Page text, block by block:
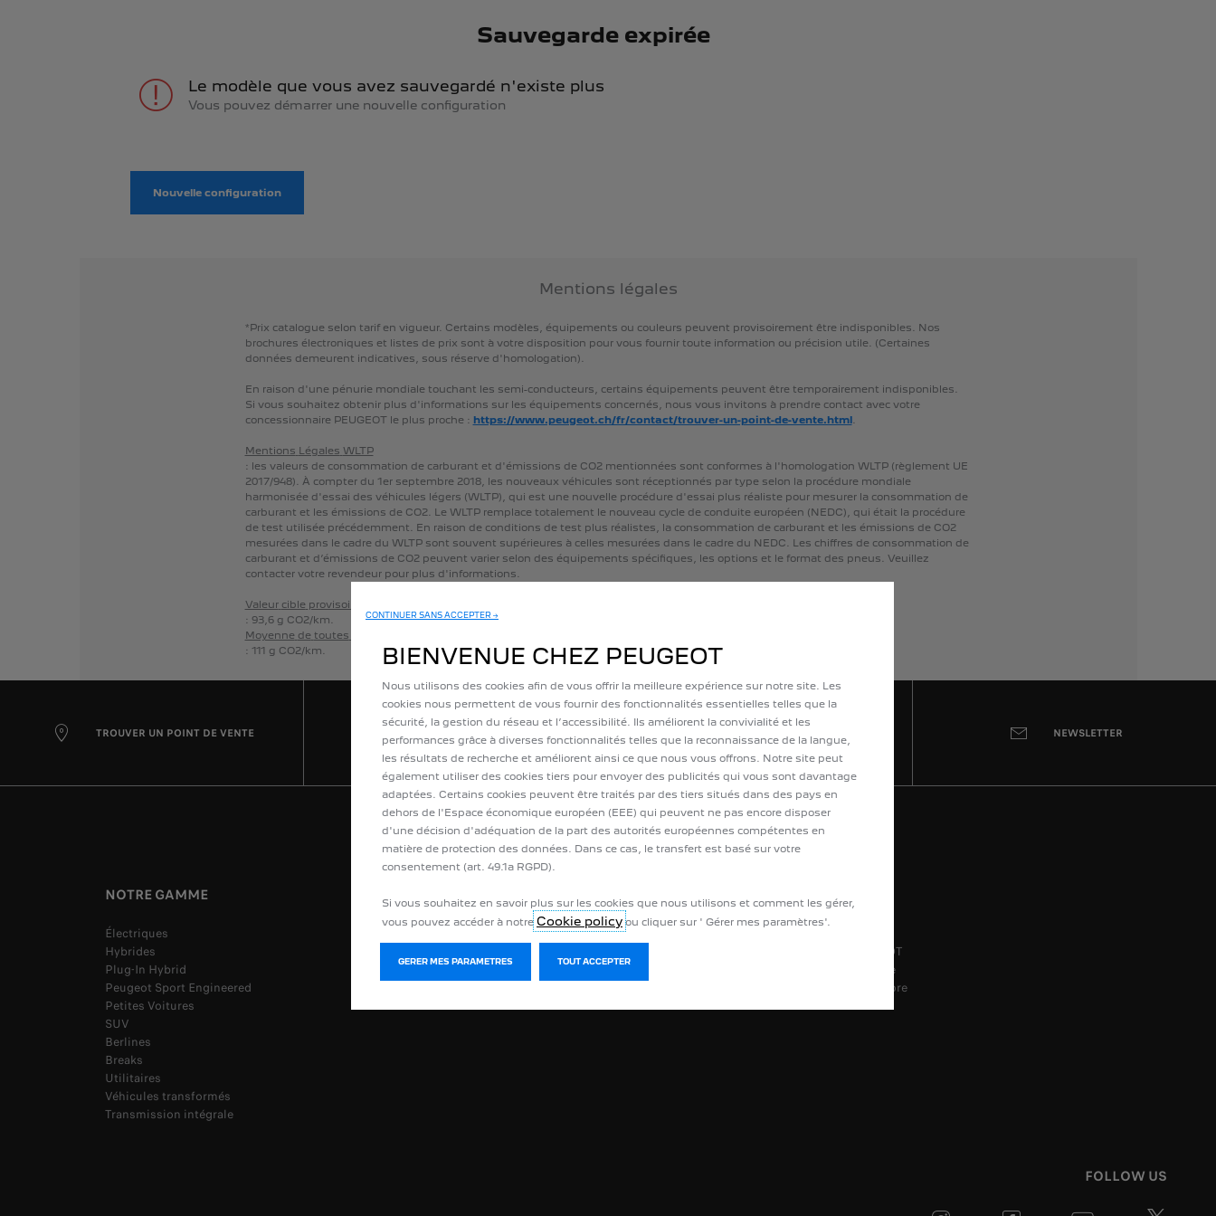
Sauvegarde expirée
Le modèle que vous avez sauvegardé n'existe plus
Vous pouvez démarrer une nouvelle configuration
Nouvelle configuration
Mentions légales
*Prix catalogue selon tarif en vigueur. Certains modèles, équipements ou couleurs peuvent provisoirement être indisponibles. Nos
brochures électroniques et listes de prix sont à votre disposition pour vous fournir toute information ou précision utile. (Certaines
données demeurent indicatives, sous réserve d'homologation).
En raison d'une pénurie mondiale touchant les semi-conducteurs, certains équipements peuvent être temporairement indisponibles.
Si vous souhaitez obtenir plus d'informations sur les équipements concernés, nous vous invitons à prendre contact avec votre
concessionnaire PEUGEOT le plus proche : https://www.peugeot.ch/fr/contact/trouver-un-point-de-vente.html.
Mentions Légales WLTP
: les valeurs de consommation de carburant et d'émissions de CO2 mentionnées sont conformes à l'homologation WLTP (règlement UE
2017/948). À compter du 1er septembre 2018, les nouveaux véhicules sont réceptionnés par type selon la procédure mondiale
harmonisée d'essai des véhicules légers (WLTP), qui est une nouvelle procédure d'essai plus réaliste pour mesurer la consommation de
carburant et les émissions de CO2. Le WLTP remplace totalement le nouveau cycle de conduite européen (NEDC), qui était la procédure
de test utilisée précédemment. En raison de conditions de test plus réalistes, la consommation de carburant et les émissions de CO2
mesurées dans le cadre du WLTP sont souvent supérieures à celles mesurées dans le cadre du NEDC. Les chiffres de consommation de
carburant et d’émissions de CO2 peuvent varier selon des équipements spécifiques, les options et le format des pneus. Veuillez
contacter votre revendeur pour plus d'informations.
Valeur cible provisoire
: 93,6 g CO2/km.
Moyenne de toutes
: 111 g CO2/km.
TROUVER UN POINT DE VENTE NEWSLETTER
NOTRE GAMME
Électriques
Hybrides
Plug-In Hybrid
Peugeot Sport Engineered
Petites Voitures
SUV
Berlines
Breaks
Utilitaires
Véhicules transformés
Transmission intégrale
LIENS UTILES
Configurez votre véhicule
Demandez une offre
APRÈS-VENTE
Accessoires PEUGEOT
PEUGEOT Assistance
PEUGEOT Service Store
FOLLOW US
CONTINUER SANS ACCEPTER →
BIENVENUE CHEZ PEUGEOT
Nous utilisons des cookies afin de vous offrir la meilleure expérience sur notre site. Les
cookies nous permettent de vous fournir des fonctionnalités essentielles telles que la
sécurité, la gestion du réseau et l’accessibilité. Ils améliorent la convivialité et les
performances grâce à diverses fonctionnalités telles que la reconnaissance de la langue,
les résultats de recherche et améliorent ainsi ce que nous vous offrons. Notre site peut
également utiliser des cookies tiers pour envoyer des publicités qui vous sont davantage
adaptées. Certains cookies peuvent être traités par des tiers situés dans des pays en
dehors de l'Espace économique européen (EEE) qui peuvent ne pas encore disposer
d'une décision d'adéquation de la part des autorités européennes compétentes en
matière de protection des données. Dans ce cas, le transfert est basé sur votre
consentement (art. 49.1a RGPD).
Si vous souhaitez en savoir plus sur les cookies que nous utilisons et comment les gérer,
vous pouvez accéder à notre Cookie policy ou cliquer sur ' Gérer mes paramètres'.
GERER MES PARAMETRES TOUT ACCEPTER